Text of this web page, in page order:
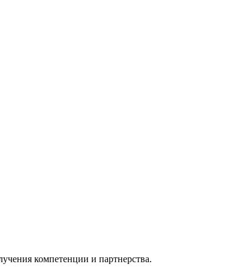
компетенции и партнерства.